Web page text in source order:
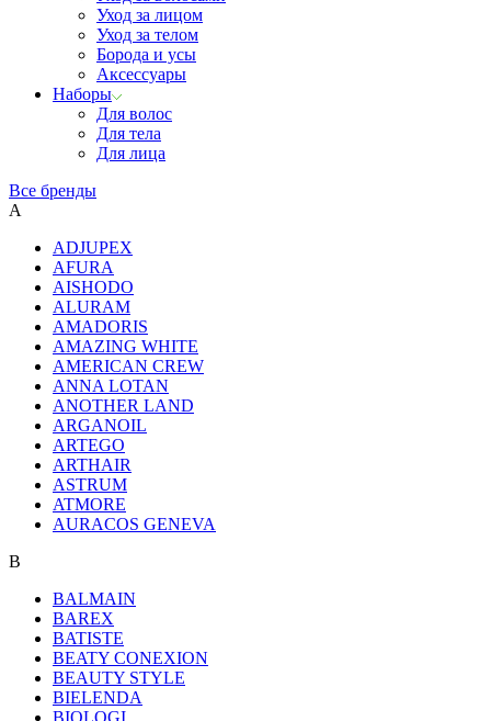
Уход за лицом
Уход за телом
Борода и усы
Аксессуары
Наборы
Для волос
Для тела
Для лица
Все бренды
A
ADJUPEX
AFURA
AISHODO
ALURAM
AMADORIS
AMAZING WHITE
AMERICAN CREW
ANNA LOTAN
ANOTHER LAND
ARGANOIL
ARTEGO
ARTHAIR
ASTRUM
ATMORE
AURACOS GENEVA
B
BALMAIN
BAREX
BATISTE
BEATY CONEXION
BEAUTY STYLE
BIELENDA
BIOLOGI